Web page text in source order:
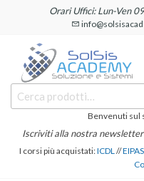
contenuto
Orari Uffici: Lun-Ven
SOLSIS
Academy
Corsi e
Certificazioni
Linguistiche
Benvenuti sul
Iscriviti alla nostra
I corsi più acquistati:ICDL//